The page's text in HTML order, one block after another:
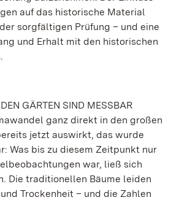
auf das historische Material
sorgfältigen Prüfung – und eine
und Erhalt mit den historischen
GÄRTEN SIND MESSBAR
ganz direkt in den großen
jetzt auswirkt, das wurde
Was bis zu diesem Zeitpunkt nur
war, ließ sich
Die traditionellen Bäume leiden
Trockenheit – und die Zahlen